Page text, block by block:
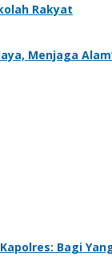
Rakyat
Menjaga
Bagi